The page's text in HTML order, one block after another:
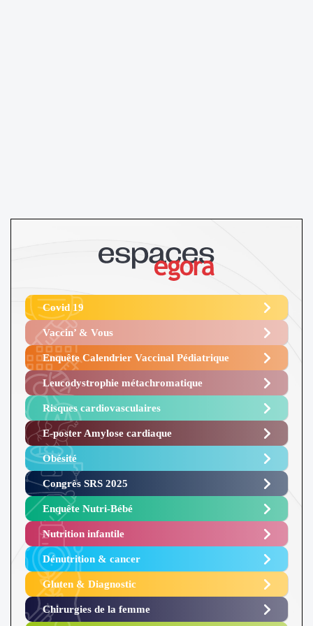
Covid 19
Vaccin’ & Vous
Enquête Calendrier Vaccinal Pédiatrique
Leucodystrophie métachromatique
Risques cardiovasculaires
E-poster Amylose cardiaque ​
Obésité ​
Congrès SRS 2025 ​
Enquête Nutri-Bébé ​
Nutrition infantile
Dénutrition & cancer
Gluten & Diagnostic
Chirurgies de la femme